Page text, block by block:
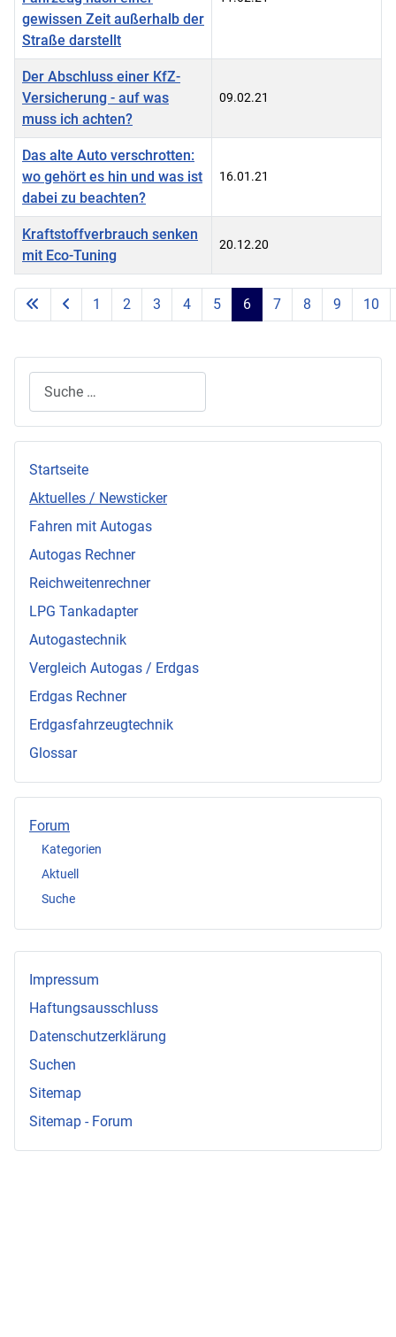
Beiträge
gewissen Zeit außerhalb der
Straße darstellt
Der Abschluss einer KfZ-
Versicherung - auf was
muss ich achten?
09.02.21
Das alte Auto verschrotten:
wo gehört es hin und was ist
dabei zu beachten?
16.01.21
Kraftstoffverbrauch senken
mit Eco-Tuning
20.12.20
Seite 6 von 32
1 2 3 4 5 6 7 8 9 10
Startseite
Aktuelles / Newsticker
Fahren mit Autogas
Autogas Rechner
Reichweitenrechner
LPG Tankadapter
Autogastechnik
Vergleich Autogas / Erdgas
Erdgas Rechner
Erdgasfahrzeugtechnik
Glossar
Forum
Kategorien
Aktuell
Suche
Impressum
Haftungsausschluss
Datenschutzerklärung
Suchen
Sitemap
Sitemap - Forum